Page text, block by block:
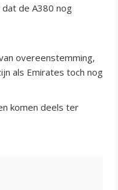
de A380 nog
overeenstemming,
als Emirates toch nog
komen deels ter